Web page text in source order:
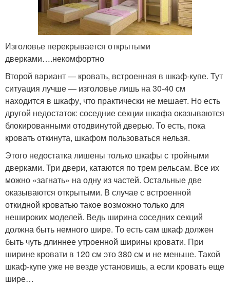
Изголовье перекрывается открытыми
дверками….некомфортно
Второй вариант — кровать, встроенная в шкаф-купе. Тут
ситуация лучше — изголовье лишь на 30-40 см
находится в шкафу, что практически не мешает. Но есть
другой недостаток: соседние секции шкафа оказываются
блокированными отодвинутой дверью. То есть, пока
кровать откинута, шкафом пользоваться нельзя.
Этого недостатка лишены только шкафы с тройными
дверками. Три двери, катаются по трем рельсам. Все их
можно «загнать» на одну из частей. Остальные две
оказываются открытыми. В случае с встроенной
откидной кроватью такое возможно только для
нешироких моделей. Ведь ширина соседних секций
должна быть немного шире. То есть сам шкаф должен
быть чуть длиннее утроенной ширины кровати. При
ширине кровати в 120 см это 380 см и не меньше. Такой
шкаф-купе уже не везде установишь, а если кровать еще
шире…